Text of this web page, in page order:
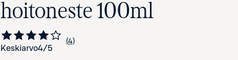
hoitoneste 100ml
Keskiarvo4/5 Siirry arvioihin
4
kappaletta